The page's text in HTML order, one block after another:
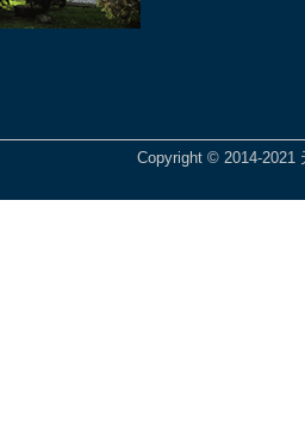
Copyright © 2014-2021